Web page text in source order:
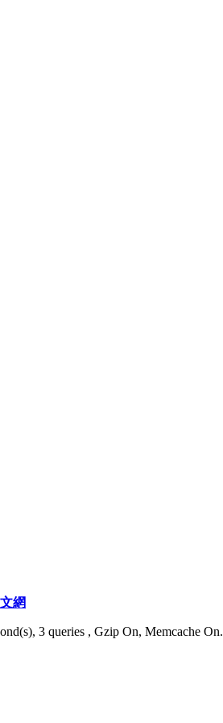
網
3 queries , Gzip On, Memcache On.